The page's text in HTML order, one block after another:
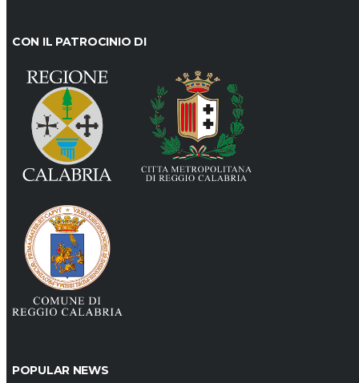
CON IL PATROCINIO DI
POPULAR NEWS